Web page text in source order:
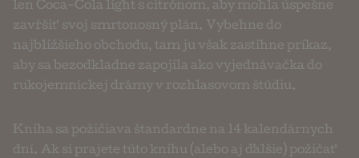
len Coca-Cola light s citrónom, aby mohla úspešne
zavŕšiť svoj smrtonosný plán. Vybehne do
najbližšieho obchodu, tam ju však zastihne príkaz,
aby sa bezodkladne zapojila ako vyjednávačka do
rukojemníckej drámy v rozhlasovom štúdiu.
Kniha sa požičiava štandardne na 14 kalendárnych
dní. Ak si prajete túto knihu (alebo aj ďalšie) požičať